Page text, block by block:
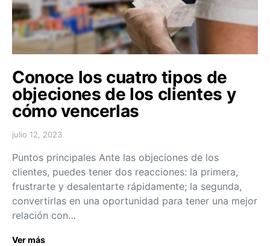
Conoce los cuatro tipos de
objeciones de los clientes y
cómo vencerlas
julio 12, 2023
Puntos principales Ante las objeciones de los
clientes, puedes tener dos reacciones: la primera,
frustrarte y desalentarte rápidamente; la segunda,
convertirlas en una oportunidad para tener una mejor
relación con…
Ver más